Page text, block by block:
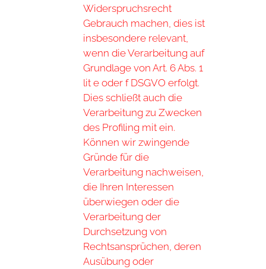
Widerspruchsrecht
Gebrauch machen, dies ist
insbesondere relevant,
wenn die Verarbeitung auf
Grundlage von Art. 6 Abs. 1
lit e oder f DSGVO erfolgt.
Dies schließt auch die
Verarbeitung zu Zwecken
des Profiling mit ein.
Können wir zwingende
Gründe für die
Verarbeitung nachweisen,
die Ihren Interessen
überwiegen oder die
Verarbeitung der
Durchsetzung von
Rechtsansprüchen, deren
Ausübung oder